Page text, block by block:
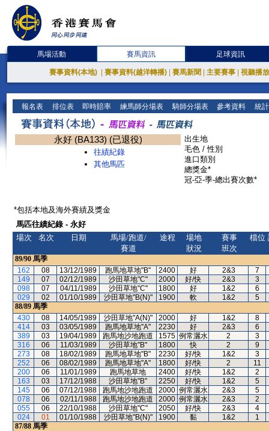
馬場活動 賽馬資訊 足球資訊
賽事資料(本地) 賽事資料(越洋轉播) 賽馬新聞 主要賽事 視聽播
報名表 排位表 即時賠率 練馬師分場表 騎師分場表 參考資料 統
永好 (BA133) (已退役)
往績紀錄
其他馬匹
出生地
毛色 / 性別
進口類別
總獎金*
冠-亞-季-總出賽次數*
*包括本地及海外賽績及獎金
馬匹往績紀錄 - 永好
場次
名次 日期
馬場/跑道/
賽道
途程
場地
狀況
賽事
班次
檔位
89/90 馬季
162
08 13/12/1989 跑馬地草地"B" 2400 好 2&3
7
149
07 02/12/1989 沙田草地"C" 2000 好/快 2&3
3
098
07 04/11/1989 沙田草地"C" 1800 好 1&2
6
029
02 01/10/1989 沙田草地"B(N)" 1900 軟 1&2
5
88/89 馬季
430
08 14/05/1989 沙田草地"A(N)" 2000 好 1&2
8
414
03 03/05/1989 跑馬地草地"A" 2230 好 2&3
6
389
03 19/04/1989 跑馬地沙地跑道 1575 例常灑水 2
3
316
06 11/03/1989 沙田草地"B" 1800 快 2
9
273
08 18/02/1989 跑馬地草地"B" 2230 好/快 1&2
3
252
06 08/02/1989 跑馬地草地"A" 1800 好/快 2
11
200
06 11/01/1989 跑馬地草地 2400 好/快 1&2
2
163
03 17/12/1988 沙田草地"B" 2250 好/快 1&2
5
145
06 07/12/1988 跑馬地沙地跑道 2000 例常灑水 2&3
5
078
06 02/11/1988 跑馬地沙地跑道 2000 例常灑水 2&3
2
055
06 22/10/1988 沙田草地"C" 2050 好/快 2&3
4
024
01 01/10/1988 沙田草地"B(N)" 1900 黏 1&2
1
87/88 馬季